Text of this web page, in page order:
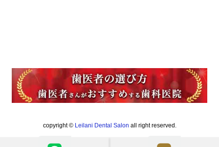
copyright © Leilani Dental Salon all right reserved.